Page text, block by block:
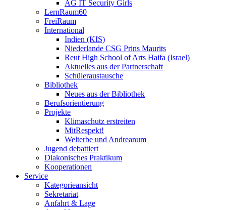
AG IT Security Girls
LernRaum60
FreiRaum
International
Indien (KIS)
Niederlande CSG Prins Maurits
Reut High School of Arts Haifa (Israel)
Aktuelles aus der Partnerschaft
Schüleraustausche
Bibliothek
Neues aus der Bibliothek
Berufsorientierung
Projekte
Klimaschutz erstreiten
MitRespekt!
Welterbe und Andreanum
Jugend debattiert
Diakonisches Praktikum
Kooperationen
Service
Kategorieansicht
Sekretariat
Anfahrt & Lage